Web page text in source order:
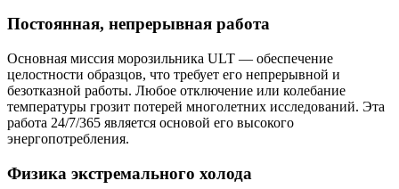
Постоянная, непрерывная работа
Основная миссия морозильника ULT — обеспечение
целостности образцов, что требует его непрерывной и
безотказной работы. Любое отключение или колебание
температуры грозит потерей многолетних исследований. Эта
работа 24/7/365 является основой его высокого
энергопотребления.
Физика экстремального холода